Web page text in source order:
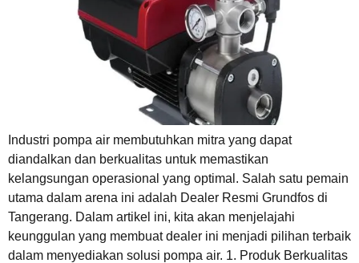
Industri pompa air membutuhkan mitra yang dapat
diandalkan dan berkualitas untuk memastikan
kelangsungan operasional yang optimal. Salah satu pemain
utama dalam arena ini adalah Dealer Resmi Grundfos di
Tangerang. Dalam artikel ini, kita akan menjelajahi
keunggulan yang membuat dealer ini menjadi pilihan terbaik
dalam menyediakan solusi pompa air. 1. Produk Berkualitas